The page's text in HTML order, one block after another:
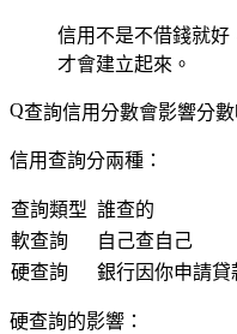
信用不是不借錢就好
才會建立起來。
查詢信用分數會影響分數
信用查詢分兩種：
查詢類型 誰查的
軟查詢
自己查自己
硬查詢
銀行因你申請貸
硬查詢的影響：